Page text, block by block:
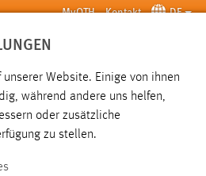
MyOTH Kontakt DE
SUCHE
BEWERBEN
Website. Einige von ihnen
während andere uns helfen,
oder zusätzliche
zu stellen.